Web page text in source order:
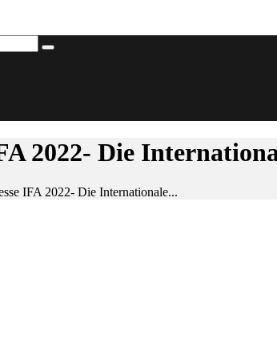
2022- Die
IFA 2022- Die Internationale...